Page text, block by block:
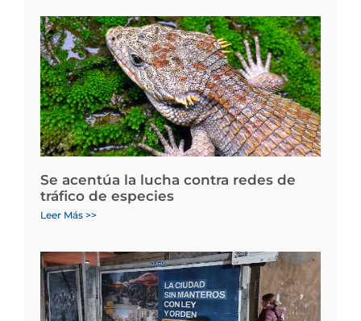
Se acentúa la lucha contra redes de
tráfico de especies
Leer Más >>